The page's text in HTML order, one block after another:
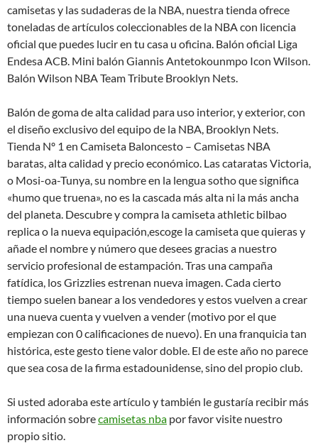
camisetas y las sudaderas de la NBA, nuestra tienda ofrece
toneladas de artículos coleccionables de la NBA con licencia
oficial que puedes lucir en tu casa u oficina. Balón oficial Liga
Endesa ACB. Mini balón Giannis Antetokounmpo Icon Wilson.
Balón Wilson NBA Team Tribute Brooklyn Nets.
Balón de goma de alta calidad para uso interior, y exterior, con
el diseño exclusivo del equipo de la NBA, Brooklyn Nets.
Tienda Nº 1 en Camiseta Baloncesto – Camisetas NBA
baratas, alta calidad y precio económico. Las cataratas Victoria,
o Mosi-oa-Tunya, su nombre en la lengua sotho que significa
«humo que truena», no es la cascada más alta ni la más ancha
del planeta. Descubre y compra la camiseta athletic bilbao
replica o la nueva equipación,escoge la camiseta que quieras y
añade el nombre y número que desees gracias a nuestro
servicio profesional de estampación. Tras una campaña
fatídica, los Grizzlies estrenan nueva imagen. Cada cierto
tiempo suelen banear a los vendedores y estos vuelven a crear
una nueva cuenta y vuelven a vender (motivo por el que
empiezan con 0 calificaciones de nuevo). En una franquicia tan
histórica, este gesto tiene valor doble. El de este año no parece
que sea cosa de la firma estadounidense, sino del propio club.
Si usted adoraba este artículo y también le gustaría recibir más
información sobrecamisetas nba por favor visite nuestro
propio sitio.